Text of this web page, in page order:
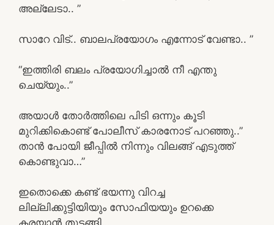
അല്ലേടാ.. ”
സാറേ വിട്.. ബാലപ്രയോഗം എന്നോട് വേണ്ടാ.. ”
“ഇത്തിരി ബലം പ്രയോഗിച്ചാൽ നീ എന്തു
ചെയ്യും..”
അയാൾ തോർത്തിലെ പിടി ഒന്നും കൂടി
മുറിക്കികൊണ്ട് പോലീസ് കാരനോട് പറഞ്ഞു..”
താൻ പോയി ജീപ്പിൽ നിന്നും വിലങ്ങ് എടുത്ത്
കൊണ്ടുവാ…”
ഇതൊക്കെ കണ്ട് ഭയന്നു വിറച്ച
ലില്ലിക്കുട്ടിയിയും സോഫിയയും ഉറക്കെ
കരയാൻ തുടങ്ങി…